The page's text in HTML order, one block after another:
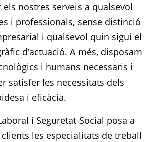
nostres serveis a qualsevol
i professionals, sense distinció
i qualsevol quin sigui el
d’actuació. A més, disposam
i humans necessaris i
satisfer les necessitats dels
i eficàcia.
i Seguretat Social posa a
les especialitats de treball